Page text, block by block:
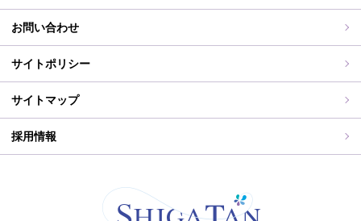
学校行事
同窓会事務局よりお知らせ
同窓会報（すみれ）、すみれweb
ご住所変更
お問い合わせ
サイトポリシー
サイトマップ
採用情報